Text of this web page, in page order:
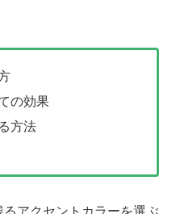
の効果
方法
アクセントカラーを選ぶ